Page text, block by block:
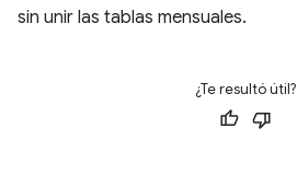
sin unir las tablas mensuales.
¿Te resultó útil?